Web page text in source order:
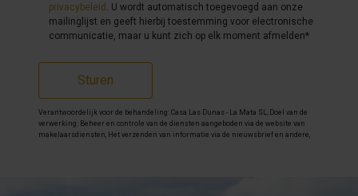
privacybeleid
. U wordt automatisch toegevoegd aan onze
mailinglijst en geeft hierbij toestemming voor electronische
communicatie, maar u kunt zich op elk moment afmelden*
Sturen
Verantwoordelijk voor de behandeling: Casa Las Dunas - La Mata SL, Doel van de
verwerking: Beheer en controle van de diensten aangeboden via de website van
makelaarsdiensten, Het verzenden van informatie via de nieuwsbrief en andere,